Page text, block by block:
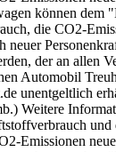
können dem
die CO2-
neuer
der an allen
Automobil
unentgeltlich
Weitere
und
Emissionen